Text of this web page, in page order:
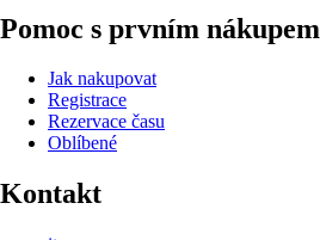
Pomoc s prvním nákupem
Jak nakupovat
Registrace
Rezervace času
Oblíbené
Kontakt